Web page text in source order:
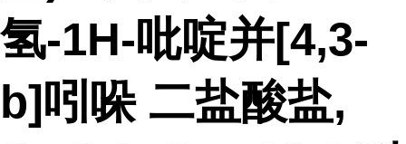
氢-1H-吡啶并[4,3-
b]吲哚 二盐酸盐,